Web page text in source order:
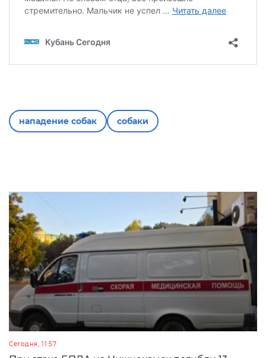
нападение собак собаки
Сегодня, 11:57